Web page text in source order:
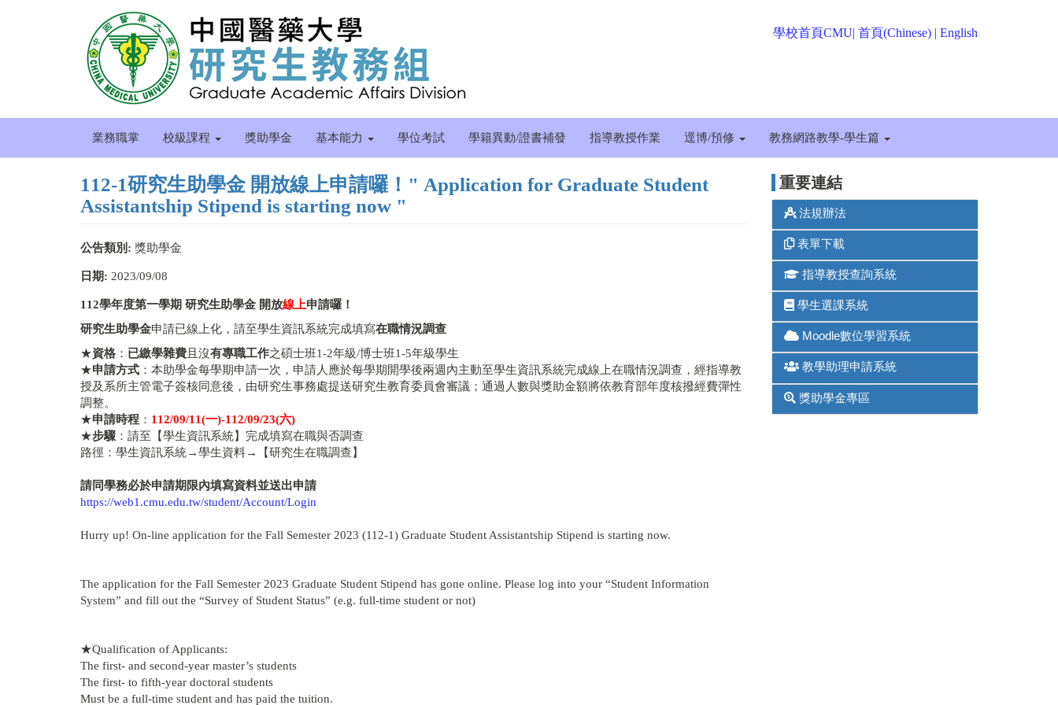
學校首頁CMU| 首頁(Chinese) | English
業務職掌 校級課程 獎助學金 基本能力 學位考試 學籍異動/證書補發 指導教授作業 逕博/預修 教務網路教學-學生篇
112-1研究生助學金 開放線上申請囉！" Application for Graduate Student
Assistantship Stipend is starting now "
公告類別: 獎助學金
日期: 2023/09/08
112學年度第一學期 研究生助學金 開放線上申請囉！
研究生助學金申請已線上化，請至學生資訊系統完成填寫在職情況調查
★資格 ： 已繳學雜費 且沒有專職工作之碩士班1-2年級/博士班1-5年級學生
★申請方式 ：本助學金每學期申請一次，申請人應於每學期開學後兩週內主動至學生資訊系統完成線上在職情況調查，經指導教
授及系所主管電子簽核同意後，由研究生事務處提送研究生教育委員會審議；通過人數與獎助金額將依教育部年度核撥經費彈性
調整。
★申請時程 ： 112/09/11(一)-112/09/23(六)
★步驟 ：請至【學生資訊系統】完成填寫在職與否調查
路徑：學生資訊系統→學生資料→【研究生在職調查】
請同學務必於申請期限內填寫資料並送出申請
https://web1.cmu.edu.tw/student/Account/Login
Hurry up! On-line application for the Fall Semester 2023 (112-1) Graduate Student Assistantship Stipend is starting now.
The application for the Fall Semester 2023 Graduate Student Stipend has gone online. Please log into your “Student Information
System” and fill out the “Survey of Student Status” (e.g. full-time student or not)
★Qualification of Applicants:
The first- and second-year master’s students
The first- to fifth-year doctoral students
Must be a full-time student and has paid the tuition.
重要連結